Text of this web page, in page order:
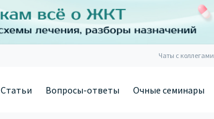
Чаты с коллегами
Статьи Вопросы-ответы Очные семинары